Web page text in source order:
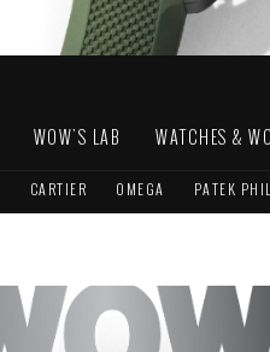
WOW'S LAB WATCHES &
CARTIER OMEGA PATEK